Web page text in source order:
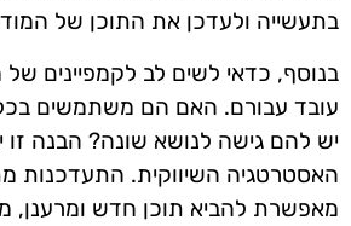
בתעשייה ולעדכן את התוכן של
בנוסף, כדאי לשים לב לקמפיינים
עובד עבורם. האם הם משתמשים
יש להם גישה לנושא שונה? הבנה זו
האסטרטגיה השיווקית. התעדכנות
מאפשרת להביא תוכן חדש ומרענן,